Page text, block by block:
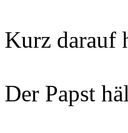
Kurz darauf
Der Papst